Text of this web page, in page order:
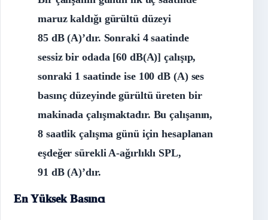
maruz kaldığı gürültü düzeyi
85 dB (A)’dır. Sonraki 4 saatinde
sessiz bir odada [60 dB(A)] çalışıp,
sonraki 1 saatinde ise 100 dB (A) ses
basınç düzeyinde gürültü üreten bir
makinada çalışmaktadır. Bu çalışanın,
8 saatlik çalışma günü için hesaplanan
eşdeğer sürekli A-ağırlıklı SPL,
91 dB (A)’dır.
En Yüksek Basıncı